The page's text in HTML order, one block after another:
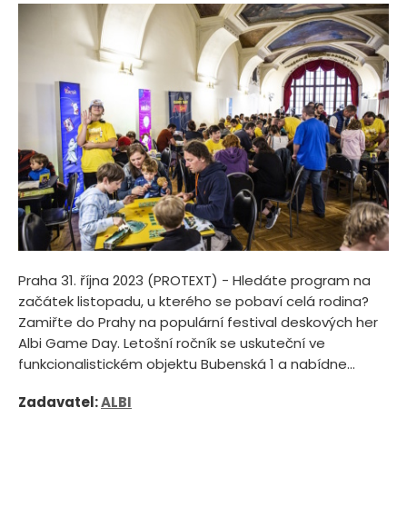
Praha 31. října 2023 (PROTEXT) - Hledáte program na
začátek listopadu, u kterého se pobaví celá rodina?
Zamiřte do Prahy na populární festival deskových her
Albi Game Day. Letošní ročník se uskuteční ve
funkcionalistickém objektu Bubenská 1 a nabídne...
Zadavatel:ALBI